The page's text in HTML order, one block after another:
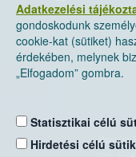
Adatkezelési
gondoskodunk
cookie-kat (sütiket)
érdekében, melynek
„Elfogadom” gombra.
Statisztikai célú
Hirdetési célú sütik
Nemzeti